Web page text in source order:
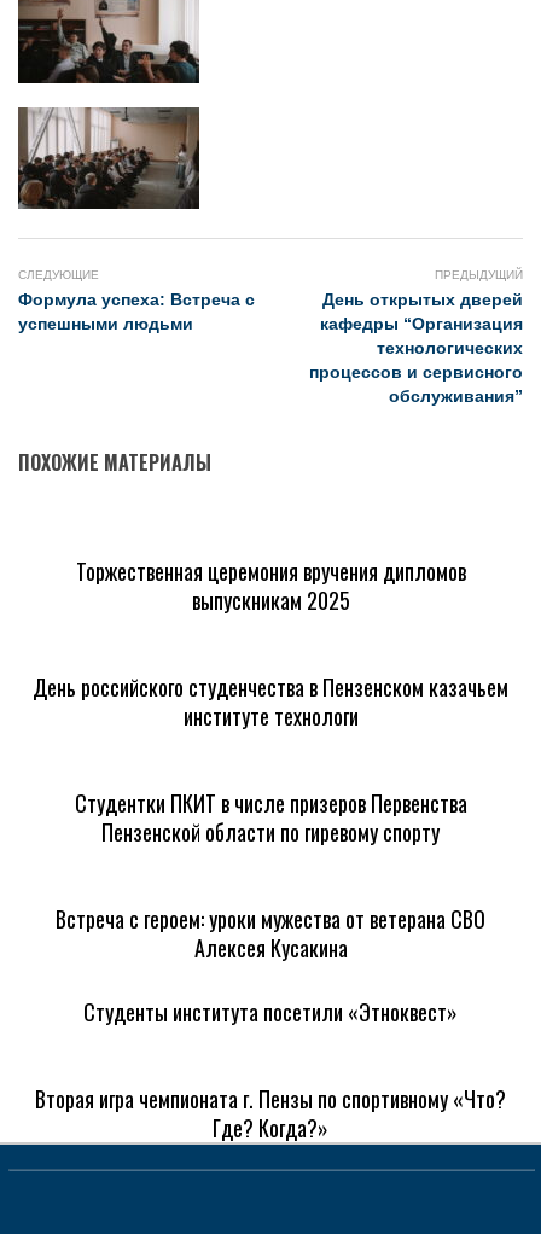
СЛЕДУЮЩИЕ
Формула успеха: Встреча с
успешными людьми
ПРЕДЫДУЩИЙ
День открытых дверей
кафедры “Организация
технологических
процессов и сервисного
обслуживания”
ПОХОЖИЕ МАТЕРИАЛЫ
Торжественная церемония вручения дипломов
выпускникам 2025
День российского студенчества в Пензенском казачьем
институте технологи
Студентки ПКИТ в числе призеров Первенства
Пензенской области по гиревому спорту
Встреча с героем: уроки мужества от ветерана СВО
Алексея Кусакина
Студенты института посетили «Этноквест»
Вторая игра чемпионата г. Пензы по спортивному «Что?
Где? Когда?»